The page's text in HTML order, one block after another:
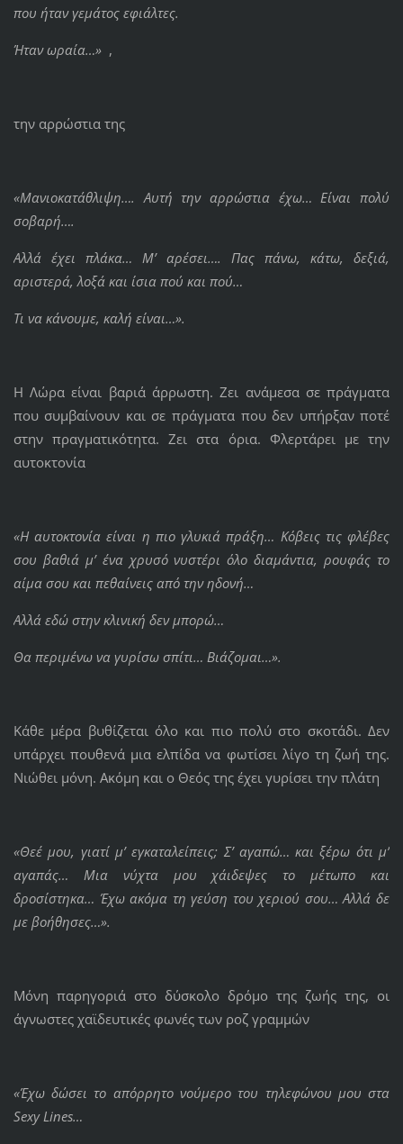
που ήταν γεμάτος εφιάλτες.
Ήταν ωραία…»,
την αρρώστια της
«Μανιοκατάθλιψη…. Αυτή την αρρώστια έχω… Είναι πολύ
σοβαρή….
Αλλά έχει πλάκα… Μ’ αρέσει…. Πας πάνω, κάτω, δεξιά,
αριστερά, λοξά και ίσια πού και πού…
Τι να κάνουμε, καλή είναι…».
Η Λώρα είναι βαριά άρρωστη. Ζει ανάμεσα σε πράγματα
που συμβαίνουν και σε πράγματα που δεν υπήρξαν ποτέ
στην πραγματικότητα. Ζει στα όρια. Φλερτάρει με την
αυτοκτονία
«Η αυτοκτονία είναι η πιο γλυκιά πράξη… Κόβεις τις φλέβες
σου βαθιά μ’ ένα χρυσό νυστέρι όλο διαμάντια, ρουφάς το
αίμα σου και πεθαίνεις από την ηδονή…
Αλλά εδώ στην κλινική δεν μπορώ…
Θα περιμένω να γυρίσω σπίτι… Βιάζομαι…».
Κάθε μέρα βυθίζεται όλο και πιο πολύ στο σκοτάδι. Δεν
υπάρχει πουθενά μια ελπίδα να φωτίσει λίγο τη ζωή της.
Νιώθει μόνη. Ακόμη και ο Θεός της έχει γυρίσει την πλάτη
«Θεέ μου, γιατί μ’ εγκαταλείπεις; Σ’ αγαπώ… και ξέρω ότι μ’
αγαπάς… Μια νύχτα μου χάιδεψες το μέτωπο και
δροσίστηκα… Έχω ακόμα τη γεύση του χεριού σου… Αλλά δε
με βοήθησες…».
Μόνη παρηγοριά στο δύσκολο δρόμο της ζωής της, οι
άγνωστες χαϊδευτικές φωνές των ροζ γραμμών
«Έχω δώσει το απόρρητο νούμερο του τηλεφώνου μου στα
Sexy Lines…